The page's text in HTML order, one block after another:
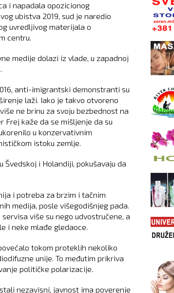
i napadala opozicionog
ubistva 2019, sud je naredio
uvredljivog materijala o
centru.
medije dolazi iz vlade, u zapadnoj
anti-imigrantski demonstranti su
laži. Iako je takvo otvoreno
ne brinu za svoju bezbednost na
Frej kaže da se mišljenje da su
u konzervativnim
istoku zemlje.
Švedskoj i Holandiji, pokušavaju da
i potreba za brzim i tačnim
medija, posle višegodišnjeg pada.
više su nego udvostručene, a
i neke mlađe gledaoce.
tokom proteklih nekoliko
unije. To međutim prikriva
političke polarizacije.
nezavisni, javnost ima poverenje